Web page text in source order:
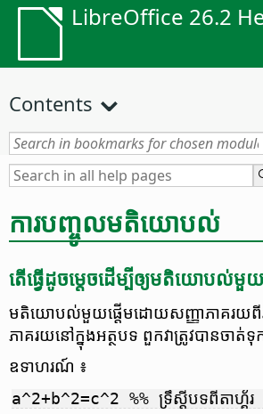
LibreOffice 26.2
Contents
ការ​បញ្ចូលមតិយោបល់
តើ​ធ្វើ​ដូចម្តេច​ដើម្បី​ឲ្យមតិយោបល់​មួ
មតិយោបល់​​មួយ​ផ្តើម​ដោយ​សញ្ញា​ភាគរយ​ពី
ភាគរយ​នៅ​ក្នុង​អត្ថបទ ពួកវា​ត្រូវ​បាន​ចាត់ទុ
ឧទាហរណ៍ ៖
a^2+b^2=c^2 %% ទ្រឹស្តីបទ​ពីតាហ្គ័រ